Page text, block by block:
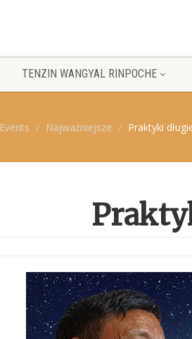
TENZIN WANGYAL RINPOCHE
Events Najważniejsze Praktyki